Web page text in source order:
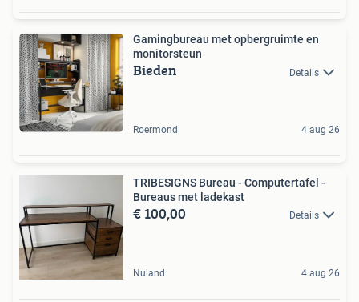
Gamingbureau met opbergruimte en
monitorsteun
Bieden Details
Roermond 4 aug 26
TRIBESIGNS Bureau - Computertafel -
Bureaus met ladekast
€ 100,00 Details
Nuland 4 aug 26